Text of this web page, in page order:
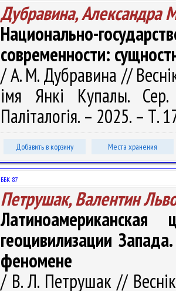
Дубравина, Александра
Национально-
современности:
/ А. М. Дубравина //
імя Янкі Купалы. Сер.
Паліталогія. – 2025. –
Добавить в корзину Места хранения
ББК 87
Петрушак, Валентин
геоцивилизации
феномене
/ В. Л. Петрушак // Веснік